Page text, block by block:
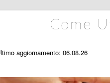
Come
aggiornamento: 06.08.26